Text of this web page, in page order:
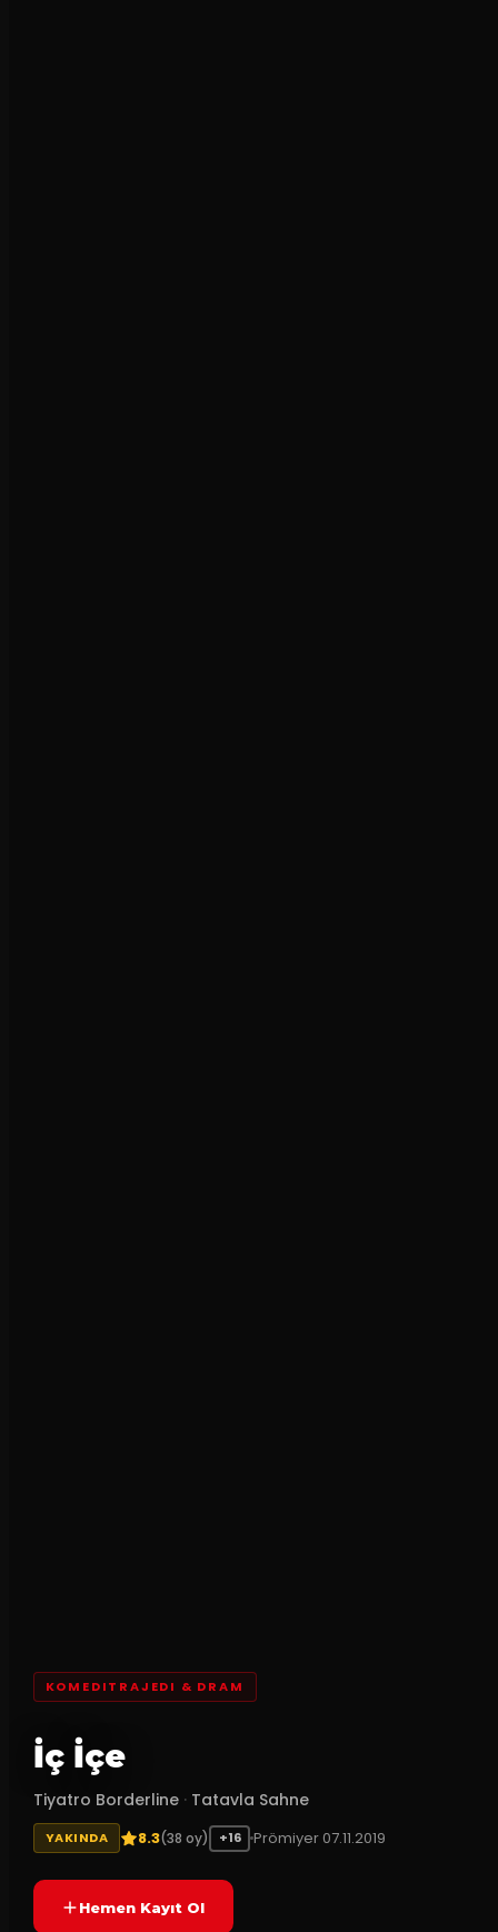
KOMEDITRAJEDI & DRAM
İç İçe
Tiyatro Borderline · Tatavla Sahne
YAKINDA 8.3(38 oy) +16 Prömiyer 07.11.2019
Hemen Kayıt Ol